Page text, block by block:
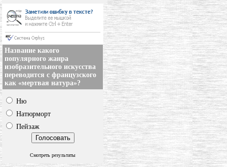
Название какого
популярного жанра
изобразительного искусства
переводится с французского
как «мертвая натура»?
Ню
Натюрморт
Пейзаж
Смотреть результаты